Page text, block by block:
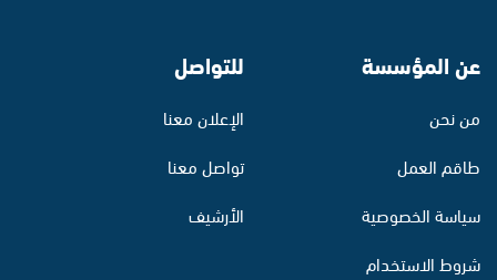
عن المؤسسة
من نحن
طاقم العمل
سياسة الخصوصية
شروط الاستخدام
للتواصل
الإعلان معنا
تواصل معنا
الأرشيف